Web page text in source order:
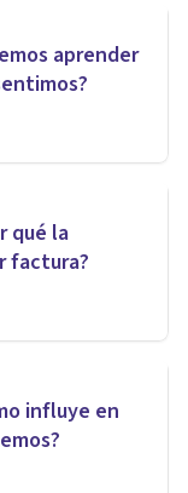
aprender
qué la
factura?
influye en